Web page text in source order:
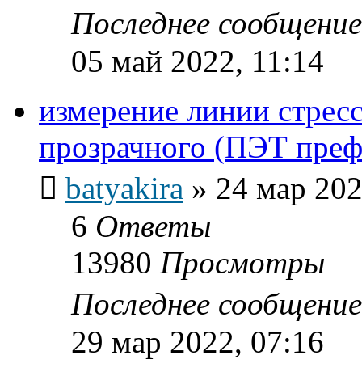
Последнее
05 май 2022, 11:14
измерение линии
прозрачного (ПЭТ
batyakira » 24 мар
6 Ответы
13980 Просмотры
Последнее
29 мар 2022, 07:16